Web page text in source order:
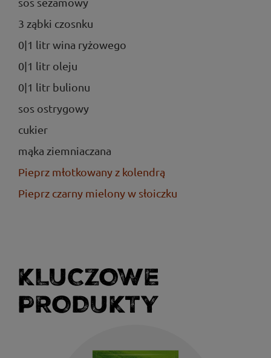
3 ząbki czosnku
0|1 litr wina ryżowego
0|1 litr oleju
0|1 litr bulionu
sos ostrygowy
cukier
mąka ziemniaczana
Pieprz młotkowany z kolendrą
Pieprz czarny mielony w słoiczku
KLUCZOWE
PRODUKTY